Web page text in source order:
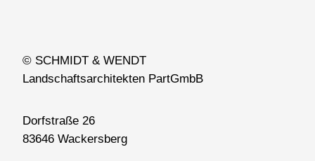
© SCHMIDT & WENDT
Landschaftsarchitekten PartGmbB
Dorfstraße 26
83646 Wackersberg